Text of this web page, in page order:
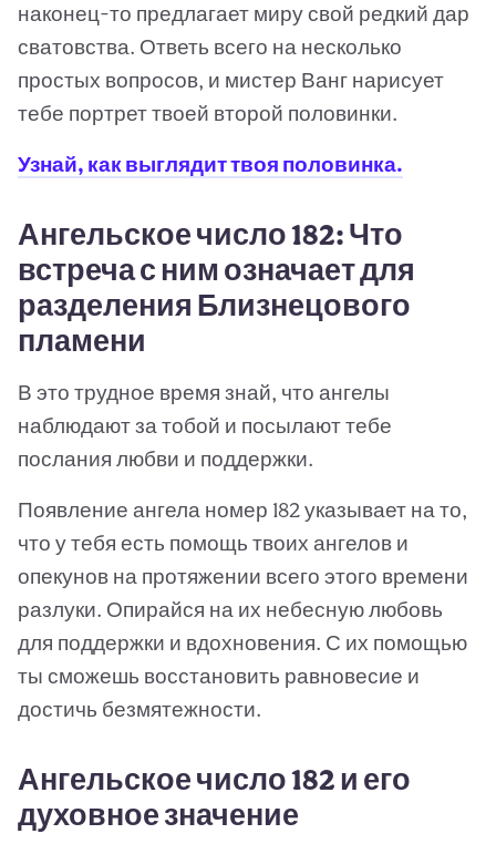
наконец-то предлагает миру свой редкий дар
сватовства. Ответь всего на несколько
простых вопросов, и мистер Ванг нарисует
тебе портрет твоей второй половинки.
Узнай, как выглядит твоя половинка.
Ангельское число 182: Что
встреча с ним означает для
разделения Близнецового
пламени
В это трудное время знай, что ангелы
наблюдают за тобой и посылают тебе
послания любви и поддержки.
Появление ангела номер 182 указывает на то,
что у тебя есть помощь твоих ангелов и
опекунов на протяжении всего этого времени
разлуки. Опирайся на их небесную любовь
для поддержки и вдохновения. С их помощью
ты сможешь восстановить равновесие и
достичь безмятежности.
Ангельское число 182 и его
духовное значение